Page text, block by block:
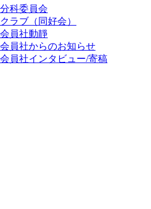
分科委員会
クラブ（同好会）
会員社動靜
会員社からのお知らせ
会員社インタビュー/寄稿